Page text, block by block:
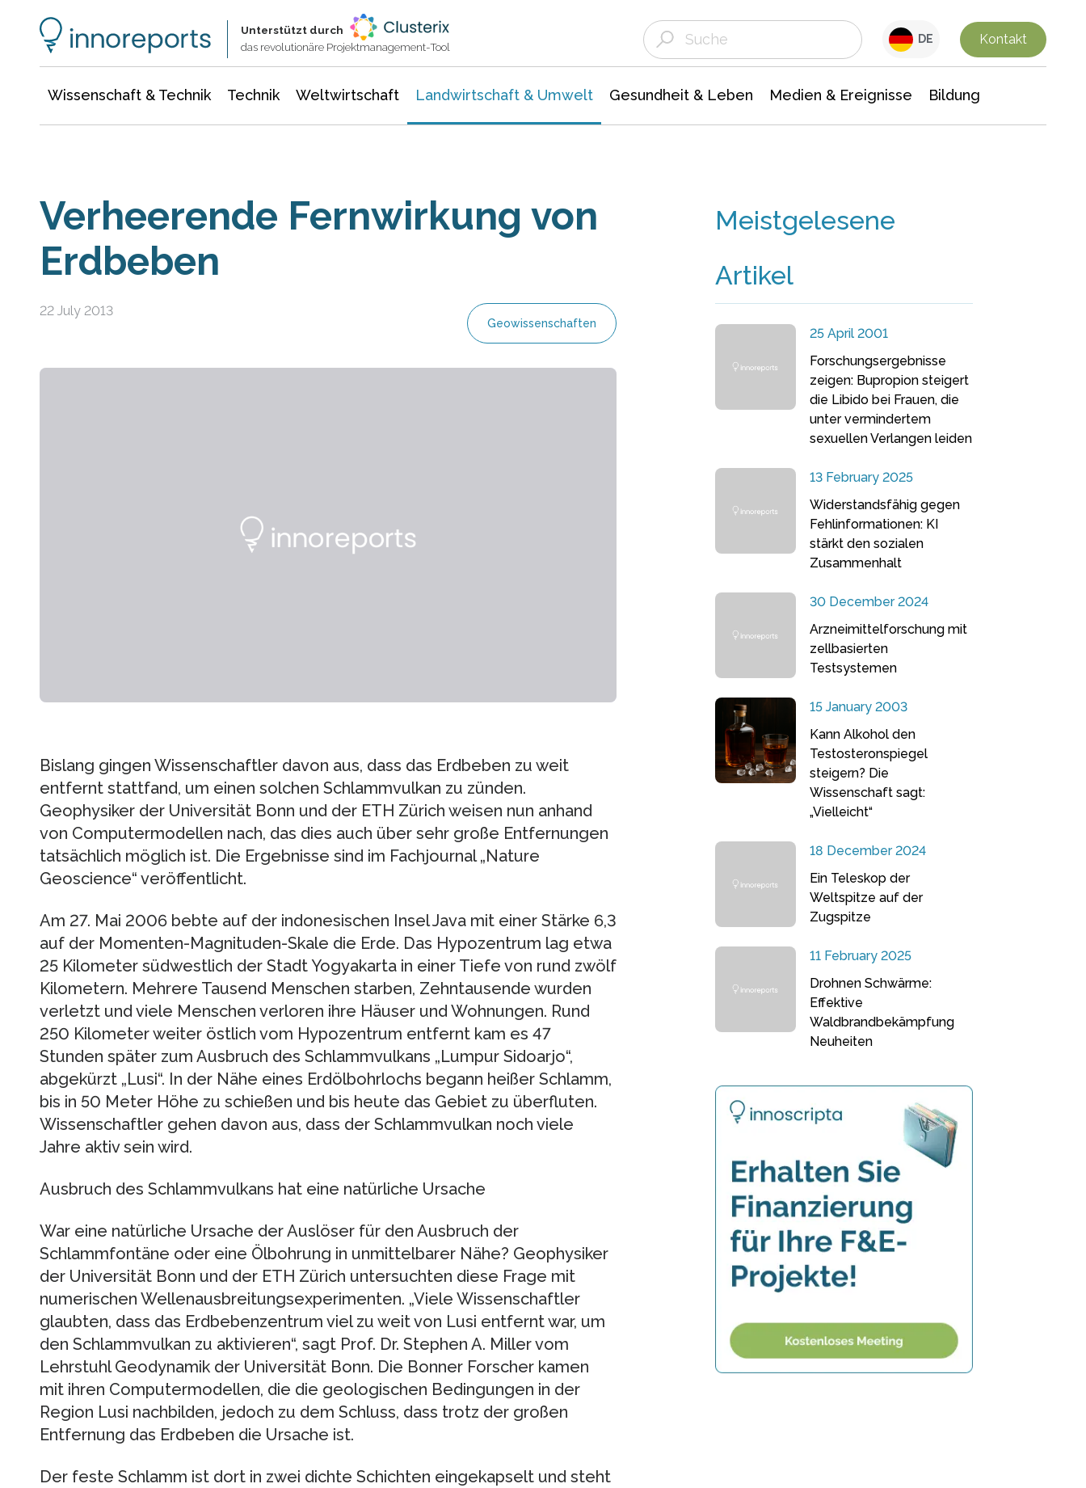
Unterstützt durch
das revolutionäre Projektmanagement-Tool
DE Kontakt
Wissenschaft & Technik Technik Weltwirtschaft Landwirtschaft & Umwelt Gesundheit & Leben Medien & Ereignisse Bildung
Verheerende Fernwirkung von
Erdbeben
22 July 2013
Geowissenschaften
Bislang gingen Wissenschaftler davon aus, dass das Erdbeben zu weit
entfernt stattfand, um einen solchen Schlammvulkan zu zünden.
Geophysiker der Universität Bonn und der ETH Zürich weisen nun anhand
von Computermodellen nach, das dies auch über sehr große Entfernungen
tatsächlich möglich ist. Die Ergebnisse sind im Fachjournal „Nature
Geoscience“ veröffentlicht.
Am 27. Mai 2006 bebte auf der indonesischen Insel Java mit einer Stärke 6,3
auf der Momenten-Magnituden-Skale die Erde. Das Hypozentrum lag etwa
25 Kilometer südwestlich der Stadt Yogyakarta in einer Tiefe von rund zwölf
Kilometern. Mehrere Tausend Menschen starben, Zehntausende wurden
verletzt und viele Menschen verloren ihre Häuser und Wohnungen. Rund
250 Kilometer weiter östlich vom Hypozentrum entfernt kam es 47
Stunden später zum Ausbruch des Schlammvulkans „Lumpur Sidoarjo“,
abgekürzt „Lusi“. In der Nähe eines Erdölbohrlochs begann heißer Schlamm,
bis in 50 Meter Höhe zu schießen und bis heute das Gebiet zu überfluten.
Wissenschaftler gehen davon aus, dass der Schlammvulkan noch viele
Jahre aktiv sein wird.
Ausbruch des Schlammvulkans hat eine natürliche Ursache
War eine natürliche Ursache der Auslöser für den Ausbruch der
Schlammfontäne oder eine Ölbohrung in unmittelbarer Nähe? Geophysiker
der Universität Bonn und der ETH Zürich untersuchten diese Frage mit
numerischen Wellenausbreitungsexperimenten. „Viele Wissenschaftler
glaubten, dass das Erdbebenzentrum viel zu weit von Lusi entfernt war, um
den Schlammvulkan zu aktivieren“, sagt Prof. Dr. Stephen A. Miller vom
Lehrstuhl Geodynamik der Universität Bonn. Die Bonner Forscher kamen
mit ihren Computermodellen, die die geologischen Bedingungen in der
Region Lusi nachbilden, jedoch zu dem Schluss, dass trotz der großen
Entfernung das Erdbeben die Ursache ist.
Der feste Schlamm ist dort in zwei dichte Schichten eingekapselt und steht
Meistgelesene
Artikel
25 April 2001
Forschungsergebnisse
zeigen: Bupropion steigert
die Libido bei Frauen, die
unter vermindertem
sexuellen Verlangen leiden
13 February 2025
Widerstandsfähig gegen
Fehlinformationen: KI
stärkt den sozialen
Zusammenhalt
30 December 2024
Arzneimittelforschung mit
zellbasierten
Testsystemen
15 January 2003
Kann Alkohol den
Testosteronspiegel
steigern? Die
Wissenschaft sagt:
„Vielleicht“
18 December 2024
Ein Teleskop der
Weltspitze auf der
Zugspitze
11 February 2025
Drohnen Schwärme:
Effektive
Waldbrandbekämpfung
Neuheiten